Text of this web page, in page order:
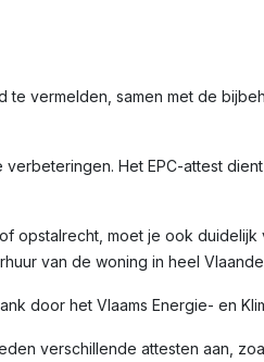
vermelden, samen met de
Het EPC-attest dient
opstalrecht, moet je ook duidelijk
van de woning in heel
door het Vlaams Energie- en
verschillende attesten aan,